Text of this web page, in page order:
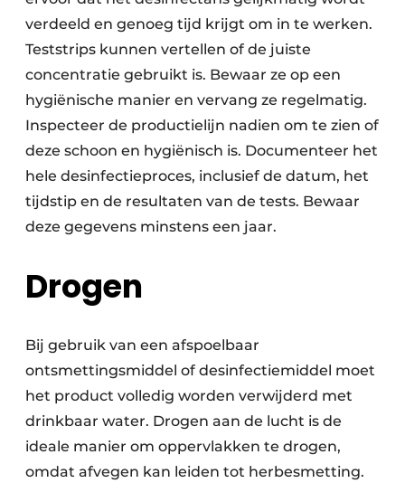
verdeeld en genoeg tijd krijgt om in te werken.
Teststrips kunnen vertellen of de juiste
concentratie gebruikt is. Bewaar ze op een
hygiënische manier en vervang ze regelmatig.
Inspecteer de productielijn nadien om te zien of
deze schoon en hygiënisch is. Documenteer het
hele desinfectieproces, inclusief de datum, het
tijdstip en de resultaten van de tests. Bewaar
deze gegevens minstens een jaar.
Drogen
Bij gebruik van een afspoelbaar
ontsmettingsmiddel of desinfectiemiddel moet
het product volledig worden verwijderd met
drinkbaar water. Drogen aan de lucht is de
ideale manier om oppervlakken te drogen,
omdat afvegen kan leiden tot herbesmetting.